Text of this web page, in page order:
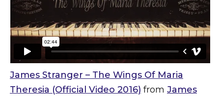
James Stranger – The Wings Of Maria
Theresia (Official Video 2016) from James